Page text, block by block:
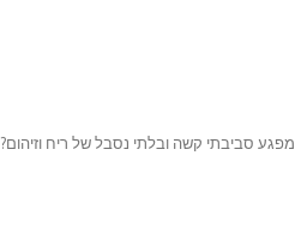
סביבתי קשה ובלתי נסבל של ריח וזיהום?